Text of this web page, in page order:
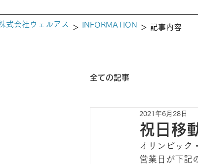
式会社ウェルアス ＞ INFORMATION ＞ 記事内容
全ての記事
祝日移
2021年6月28日
オリンピック
営業日が下記